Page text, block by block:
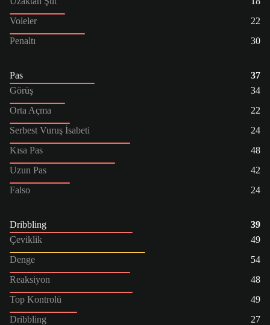
Voleler
22
Penaltı
30
Pas
37
Görüş
34
Orta Açma
22
Serbest Vuruş İsabeti
24
Kısa Pas
48
Uzun Pas
42
Falso
24
Dribbling
39
Çeviklik
49
Denge
54
Reaksiyon
48
Top Kontrolü
49
Dribbling
27